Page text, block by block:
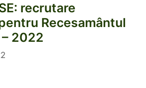
recrutare
Recesamântul
2022